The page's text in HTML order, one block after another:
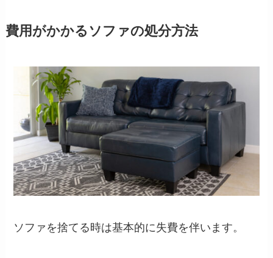
費用がかかるソファの処分方法
ソファを捨てる時は基本的に失費を伴います。